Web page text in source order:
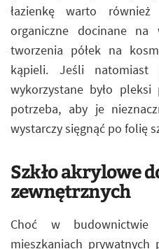
łazienkę warto
organiczne docinane
tworzenia półek na
kąpieli. Jeśli natomiast
wykorzystane było pleksi
potrzeba, aby je
wystarczy sięgnąć po folię
Szkło akrylowe
zewnętrznych
Choć w
mieszkaniach